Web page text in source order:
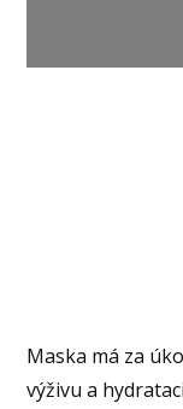
Maska má za
výživu a